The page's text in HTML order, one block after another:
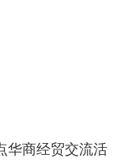
华商经贸交流活